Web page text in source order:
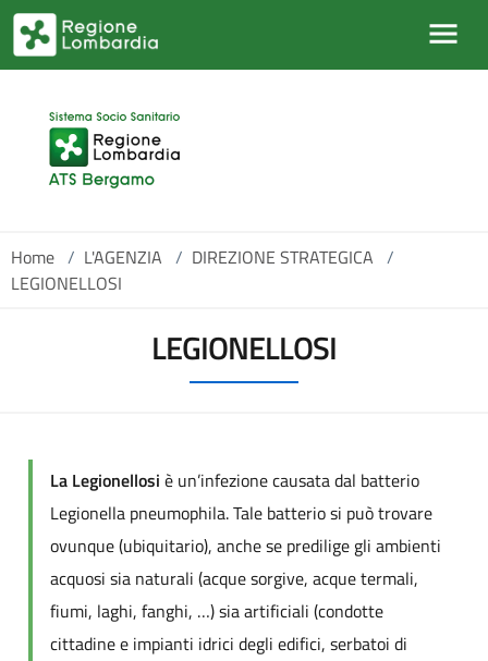
Salta al contenuto principale
Home / L'AGENZIA / DIREZIONE STRATEGICA /
LEGIONELLOSI
LEGIONELLOSI
La Legionellosi è un’infezione causata dal batterio
Legionella pneumophila. Tale batterio si può trovare
ovunque (ubiquitario), anche se predilige gli ambienti
acquosi sia naturali (acque sorgive, acque termali,
fiumi, laghi, fanghi, …) sia artificiali (condotte
cittadine e impianti idrici degli edifici, serbatoi di